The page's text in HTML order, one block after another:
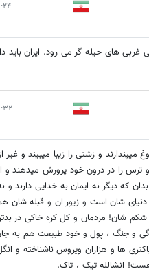
۲۱:۲۴ -
های حیله گر می رود. ایران باید
۲۱:۳۲ -
میپندارند و زشتی را زیبا میبیند و
ترس را در درون خود پرورش میدهند و
که دیگر نه ایمان به خدایی دارند و
شان است و زیور ان و قبله شان
شان! مردمان ‌و کل کره خاکی در
گی و جنگ ، پول و خود طبیعت هم به
ها و هزاران ویروس ناشناخته و
انشالله تیک ، تاک.